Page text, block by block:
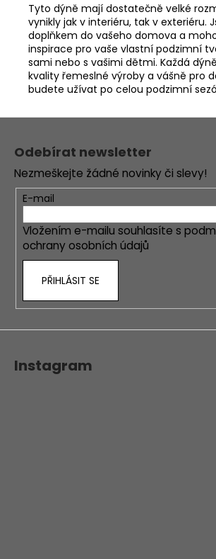
Tyto dýně mají dostatečně velké
vynikly jak v interiéru, tak v exteriéru.
doplňkem do vašeho domova a
inspirace pro vaše vlastní podzimní
sami nebo s vašimi dětmi. Každá
kvality řemeslné výroby a vášně pro
budete užívat po celou podzimní
Z
Odebírat newsletter
Nezmeškejte žádné novinky či slevy!
E-mail
Vložením e-mailu souhlasíte s
ochrany osobních údajů
PŘIHLÁSIT SE
Instagram